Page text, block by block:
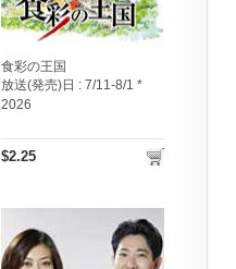
食彩の王国
放送(発売)日 : 7/11-8/1 *
2026
$2.25